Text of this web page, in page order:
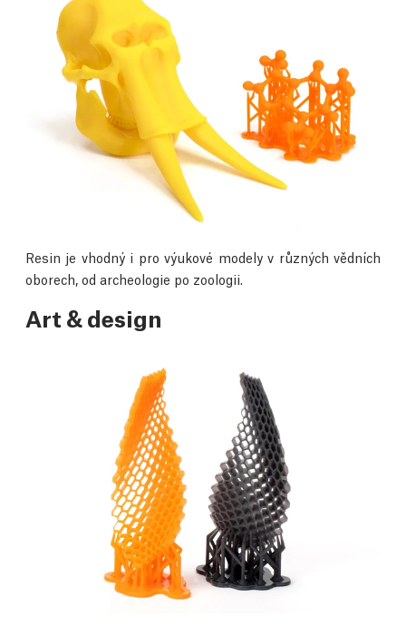
Resin je vhodný i pro výukové modely v různých vědních
oborech, od archeologie po zoologii.
Art & design